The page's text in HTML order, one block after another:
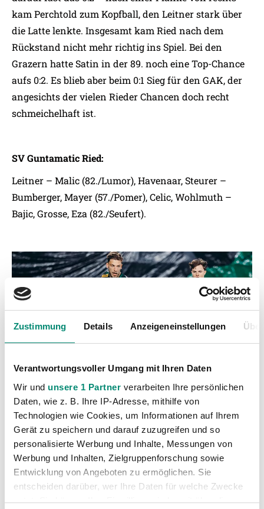
Zustimmung Details Anzeigeneinstellungen
Verantwortungsvoller Umgang mit Ihren Daten
Wir und unsere 1 Partner verarbeiten Ihre persönlichen
Daten, wie z. B. Ihre IP-Adresse, mithilfe von
Technologien wie Cookies, um Informationen auf Ihrem
Gerät zu speichern und darauf zuzugreifen und so
personalisierte Werbung und Inhalte, Messungen von
Werbung und Inhalten, Zielgruppenforschung sowie
Entwicklung von Angeboten zu ermöglichen. Sie
entscheiden darüber, wer Ihre Daten für welche Zwecke
nutzt. Sie können Ihre Einwilligung jederzeit über die
kam Perchtold zum Kopfball, den Leitner stark über
die Latte lenkte. Insgesamt kam Ried nach dem
Rückstand nicht mehr richtig ins Spiel. Bei den
Grazern hatte Satin in der 89. noch eine Top-Chance
aufs 0:2. Es blieb aber beim 0:1 Sieg für den GAK, der
angesichts der vielen Rieder Chancen doch recht
schmeichelhaft ist.
SV Guntamatic Ried:
Leitner – Malic (82./Lumor), Havenaar, Steurer –
Bumberger, Mayer (57./Pomer), Celic, Wohlmuth –
Bajic, Grosse, Eza (82./Seufert).